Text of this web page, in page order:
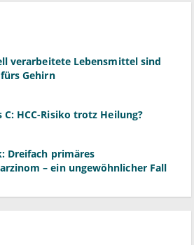
verarbeitete Lebensmittel sind
Gehirn
HCC-Risiko trotz Heilung?
Dreifach primäres
– ein ungewöhnlicher Fall